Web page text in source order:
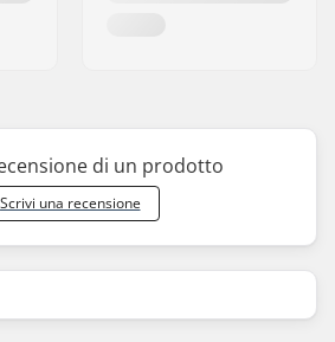
di un prodotto
Scrivi una recensione